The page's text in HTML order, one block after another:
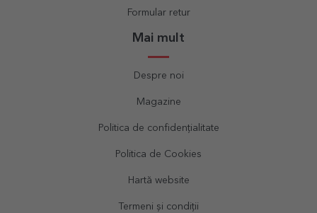
Formular retur
Mai mult
Despre noi
Magazine
Politica de confidențialitate
Politica de Cookies
Hartă website
Termeni și condiții